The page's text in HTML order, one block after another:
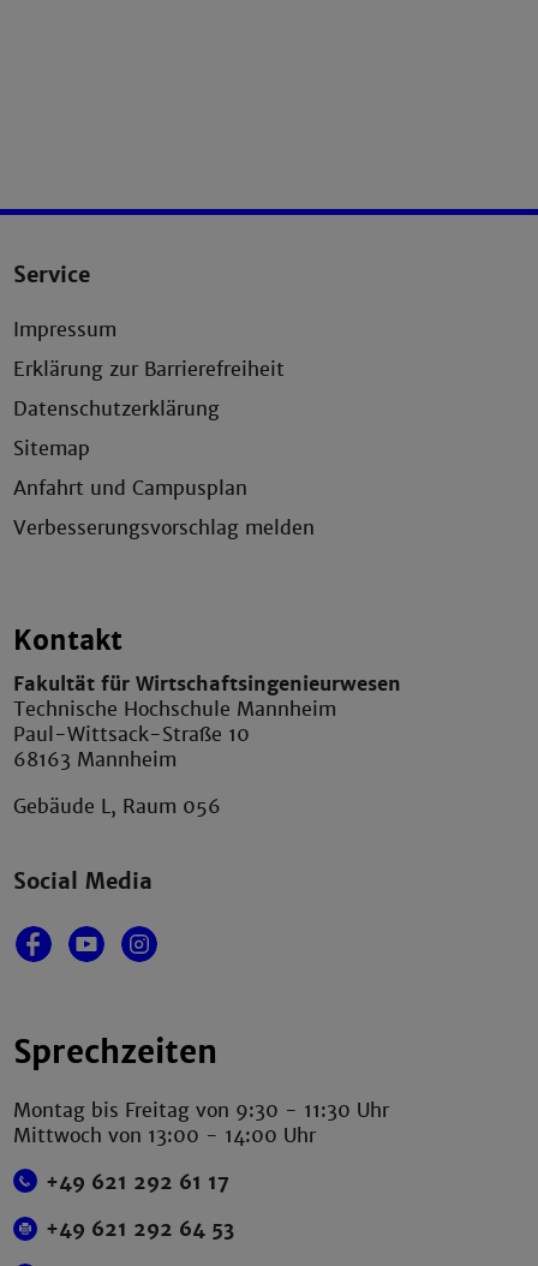
Service
Impressum
Erklärung zur Barrierefreiheit
Datenschutzerklärung
Sitemap
Anfahrt und Campusplan
Verbesserungsvorschlag melden
Kontakt
Fakultät für Wirtschaftsingenieurwesen
Technische Hochschule Mannheim
Paul-Wittsack-Straße 10
68163 Mannheim
Gebäude L, Raum 056
Social Media
Sprechzeiten
Montag bis Freitag von 9:30 - 11:30 Uhr
Mittwoch von 13:00 - 14:00 Uhr
+49 621 292 61 17
+49 621 292 64 53